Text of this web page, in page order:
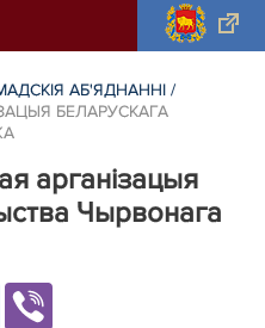
АБ'ЯДНАННІ /
БЕЛАРУСКАГА
арганізацыя
Чырвонага